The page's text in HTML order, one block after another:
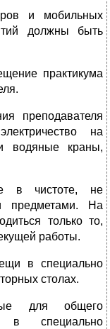
и мобильных
должны быть
практикума
преподавателя
на
водяные краны,
в чистоте, не
предметами. На
только то,
работы.
в специально
столах.
для общего
в специально